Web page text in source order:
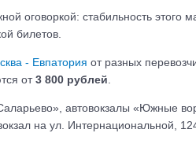
оговоркой: стабильность этого
билетов.
- Евпатория от разных
от3 800 рублей
автовокзалы «Южные
на ул. Интернациональной,